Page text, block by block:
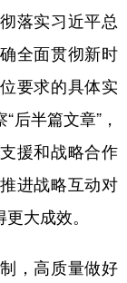
落实习近平总
全面贯彻新时
要求的具体实
后半篇文章”，
援和战略合作
进战略互动对
大成效。
，高质量做好